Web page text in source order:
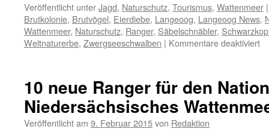
Veröffentlicht unterJagd, Naturschutz, Tourismus, Wattenmeer |
Brutkolonie, Brutvögel, Eierdiebe, Langeoog, Langeoog News,
Wattenmeer, Naturschutz, Ranger, Säbelschnäbler,
Weltnaturerbe, Zwergseeschwalben | Kommentare deaktiviertfür
–
10 neue Ranger für den
Niedersächsisches
Veröffentlicht am 9. Februar 2015von Redaktion